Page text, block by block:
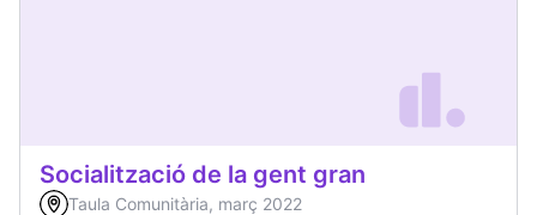
Socialització de la gent gran
Taula Comunitària, març 2022